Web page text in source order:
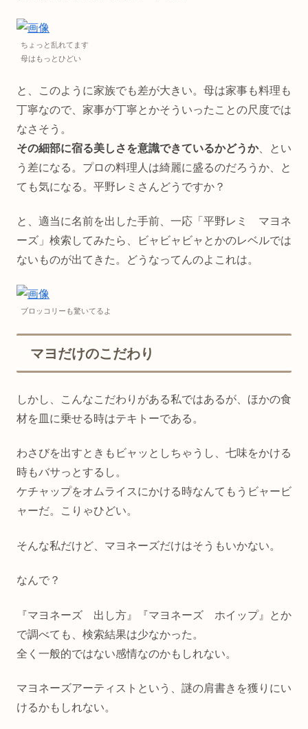
ちょっと乱れてます
母はもっとひどい
と、このように家族でも差が大きい。母は家事も料理も
丁寧なので、家事が丁寧とかそういったことの尺度では
なさそう。
その細部に宿る美しさを意識できているかどうか、とい
う差になる。プロの料理人は綺麗に盛るのだろうか、と
ても気になる。平野レミさんどうですか？
と、適当に名前を出した手前、一応「平野レミ マヨネ
ーズ」検索してみたら、ビャビャビャとかのレベルでは
ないものが出てきた。どうなってんのよこれは。
ブロッコリーも驚いてるよ
マヨだけのこだわり
しかし、こんなこだわりがある私ではあるが、ほかの食
材を皿に乗せる時はテキトーである。
わさびを出すときもビャッとしちゃうし、七味をかける
時もバサっとするし。
ケチャップをオムライスにかける時なんてもうビャービ
ャーだ。こりゃひどい。
そんな私だけど、マヨネーズだけはそうもいかない。
なんで？
『マヨネーズ 出し方』『マヨネーズ ホイップ』とか
で調べても、検索結果は少なかった。
全く一般的ではない感情なのかもしれない。
マヨネーズアーティストという、謎の肩書きを獲りにい
けるかもしれない。